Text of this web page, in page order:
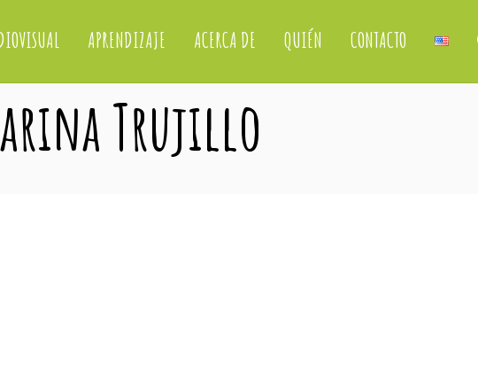
APRENDIZAJE ACERCA DE QUIÉN CONTACTO
Trujillo